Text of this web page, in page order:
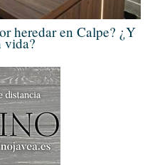
heredar en Calpe? ¿Y
vida?